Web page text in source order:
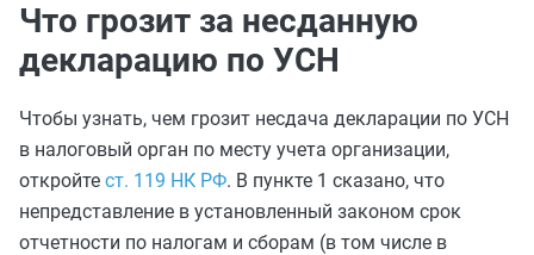
Что грозит за несданную
декларацию по УСН
Чтобы узнать, чем грозит несдача декларации по УСН
в налоговый орган по месту учета организации,
откройте ст. 119 НК РФ. В пункте 1 сказано, что
непредставление в установленный законом срок
отчетности по налогам и сборам (в том числе в